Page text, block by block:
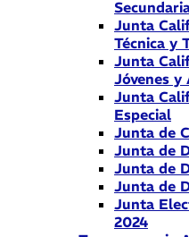
Junta
Técnica y
Junta
Jóvenes y
Junta
Especial
Junta de
Junta de
Junta de
Junta de
Junta
2024